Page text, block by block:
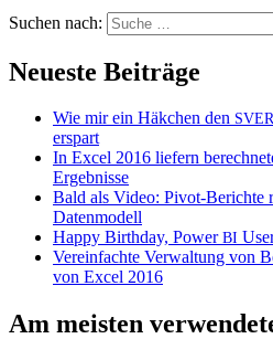
Suchen nach:
Neueste Beiträge
Wie mir ein Häkchen den
erspart
In Excel 2016 liefern
Ergebnisse
Bald als Video: Pivot-Berichte
Datenmodell
Happy Birthday, PowerBI
Vereinfachte Verwaltung von
von Excel 2016
Am meisten